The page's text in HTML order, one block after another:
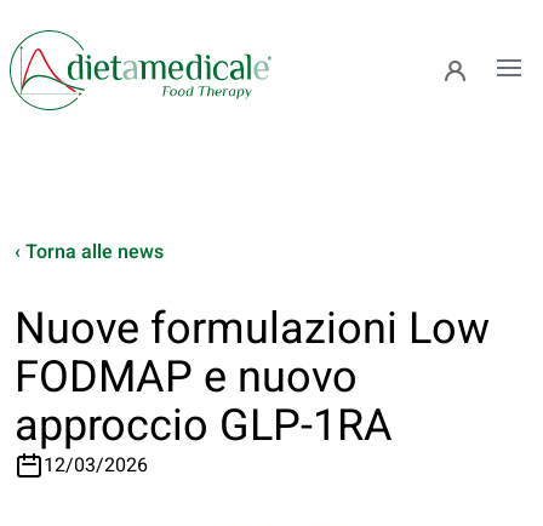
‹ Torna alle news
Nuove formulazioni Low
FODMAP e nuovo
approccio GLP-1RA
12/03/2026